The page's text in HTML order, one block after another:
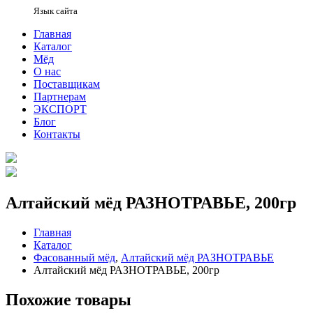
Язык сайта
Главная
Каталог
Мёд
О нас
Поставщикам
Партнерам
ЭКСПОРТ
Блог
Контакты
Алтайский мёд РАЗНОТРАВЬЕ, 200гр
Главная
Каталог
Фасованный мёд, Алтайский мёд РАЗНОТРАВЬЕ
Алтайский мёд РАЗНОТРАВЬЕ, 200гр
Похожие товары